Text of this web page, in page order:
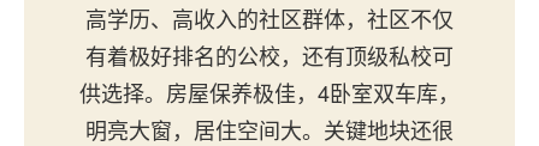
高学历、高收入的社区群体，社区不仅
有着极好排名的公校，还有顶级私校可
供选择。房屋保养极佳，4卧室双车库，
明亮大窗，居住空间大。关键地块还很